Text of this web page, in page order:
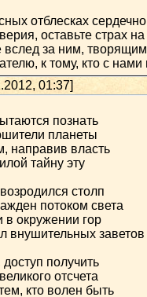
отблесках
оставьте страх
вслед за ним,
к тому, кто с
01:37]
познать
планеты
направив власть
тайну эту
столп
потоком света
в окружении гор
внушительных заветов
доступ получить
отсчета
кто волен быть